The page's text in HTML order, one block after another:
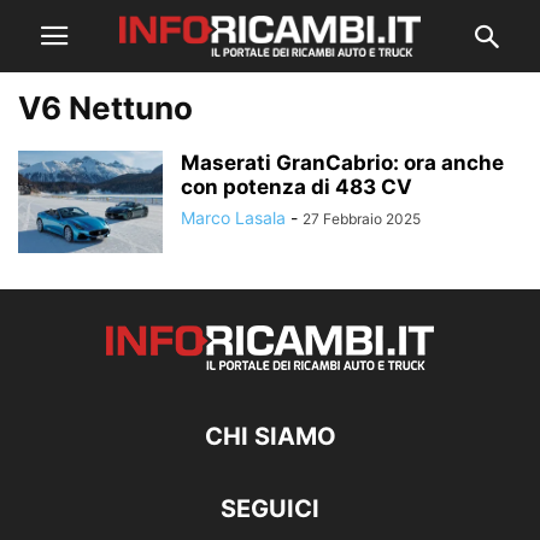
V6 Nettuno
Maserati GranCabrio: ora anche
con potenza di 483 CV
Marco Lasala - 27 Febbraio 2025
CHI SIAMO
SEGUICI